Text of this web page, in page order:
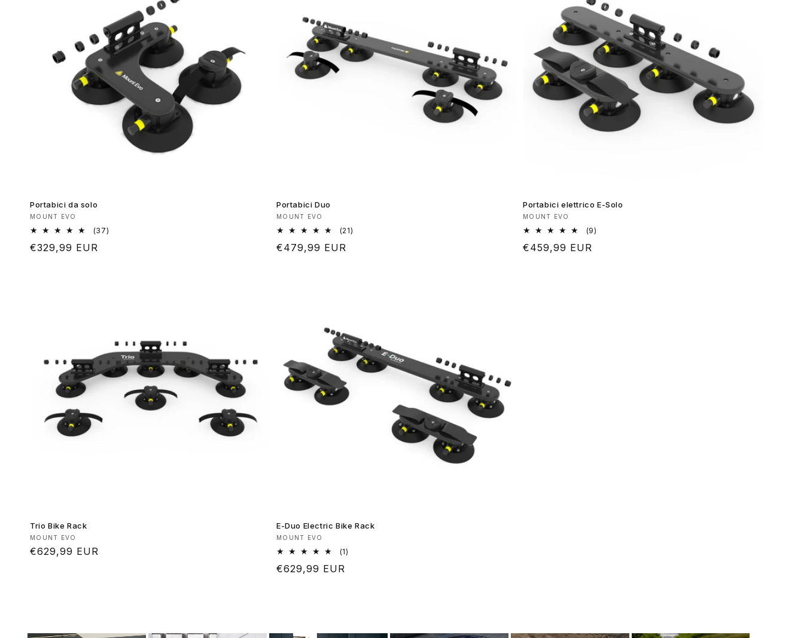
Portabici da solo
Produttore:
MOUNT EVO
(37)
Prezzo
€329,99 EUR
Portabici Duo
Produttore:
MOUNT EVO
(21)
Prezzo
€479,99 EUR
Portabici elettrico E-Solo
Produttore:
MOUNT EVO
(9)
Prezzo
€459,99 EUR
Trio Bike Rack
Produttore:
MOUNT EVO
Prezzo
€629,99 EUR
E-Duo Electric Bike Rack
Produttore:
MOUNT EVO
(1)
Prezzo
€629,99 EUR